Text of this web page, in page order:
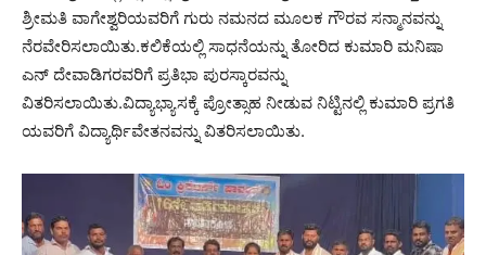
ಶ್ರೀಮತಿ ವಾಗೇಶ್ವರಿಯವರಿಗೆ ಗುರು ನಮನದ ಮೂಲಕ ಗೌರವ ಸನ್ಮಾನವನ್ನು
ನೆರವೇರಿಸಲಾಯಿತು.ಕಲಿಕೆಯಲ್ಲಿ ಸಾಧನೆಯನ್ನು ತೋರಿದ ಕುಮಾರಿ ಮನಿಷಾ
ಎನ್ ದೇವಾಡಿಗರವರಿಗೆ ಪ್ರತಿಭಾ ಪುರಸ್ಕಾರವನ್ನು
ವಿತರಿಸಲಾಯಿತು.ವಿದ್ಯಾಭ್ಯಾಸಕ್ಕೆ ಪ್ರೋತ್ಸಾಹ ನೀಡುವ ನಿಟ್ಟಿನಲ್ಲಿ ಕುಮಾರಿ ಪ್ರಗತಿ
ಯವರಿಗೆ ವಿದ್ಯಾರ್ಥಿವೇತನವನ್ನು ವಿತರಿಸಲಾಯಿತು.